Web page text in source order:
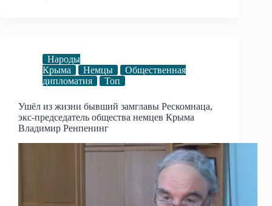
Народы
Крыма
Немцы
Общественная
дипломатия
Топ
Ушёл из жизни бывший замглавы Рескомнаца,
экс-председатель общества немцев Крыма
Владимир Ренпенинг